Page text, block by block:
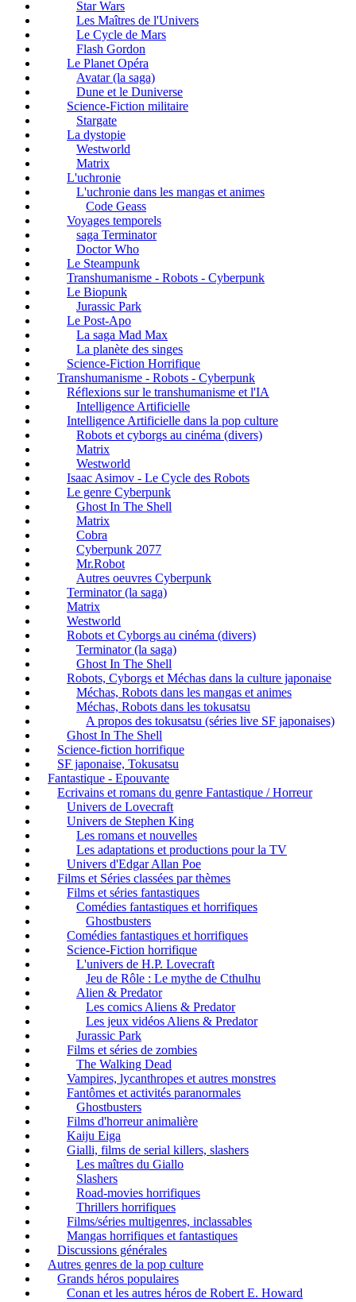
Star Wars
Les Maîtres de l'Univers
Le Cycle de Mars
Flash Gordon
Le Planet Opéra
Avatar (la saga)
Dune et le Duniverse
Science-Fiction militaire
Stargate
La dystopie
Westworld
Matrix
L'uchronie
L'uchronie dans les mangas et animes
Code Geass
Voyages temporels
saga Terminator
Doctor Who
Le Steampunk
Transhumanisme - Robots - Cyberpunk
Le Biopunk
Jurassic Park
Le Post-Apo
La saga Mad Max
La planète des singes
Science-Fiction Horrifique
Transhumanisme - Robots - Cyberpunk
Réflexions sur le transhumanisme et l'IA
Intelligence Artificielle
Intelligence Artificielle dans la pop culture
Robots et cyborgs au cinéma (divers)
Matrix
Westworld
Isaac Asimov - Le Cycle des Robots
Le genre Cyberpunk
Ghost In The Shell
Matrix
Cobra
Cyberpunk 2077
Mr.Robot
Autres oeuvres Cyberpunk
Terminator (la saga)
Matrix
Westworld
Robots et Cyborgs au cinéma (divers)
Terminator (la saga)
Ghost In The Shell
Robots, Cyborgs et Méchas dans la culture japonaise
Méchas, Robots dans les mangas et animes
Méchas, Robots dans les tokusatsu
A propos des tokusatsu (séries live SF japonaises)
Ghost In The Shell
Science-fiction horrifique
SF japonaise, Tokusatsu
Fantastique - Epouvante
Ecrivains et romans du genre Fantastique / Horreur
Univers de Lovecraft
Univers de Stephen King
Les romans et nouvelles
Les adaptations et productions pour la TV
Univers d'Edgar Allan Poe
Films et Séries classées par thèmes
Films et séries fantastiques
Comédies fantastiques et horrifiques
Ghostbusters
Comédies fantastiques et horrifiques
Science-Fiction horrifique
L'univers de H.P. Lovecraft
Jeu de Rôle : Le mythe de Cthulhu
Alien & Predator
Les comics Aliens & Predator
Les jeux vidéos Aliens & Predator
Jurassic Park
Films et séries de zombies
The Walking Dead
Vampires, lycanthropes et autres monstres
Fantômes et activités paranormales
Ghostbusters
Films d'horreur animalière
Kaiju Eiga
Gialli, films de serial killers, slashers
Les maîtres du Giallo
Slashers
Road-movies horrifiques
Thrillers horrifiques
Films/séries multigenres, inclassables
Mangas horrifiques et fantastiques
Discussions générales
Autres genres de la pop culture
Grands héros populaires
Conan et les autres héros de Robert E. Howard